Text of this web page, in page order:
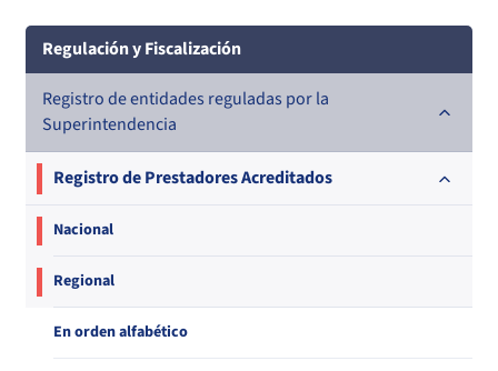
Regulación y Fiscalización
Registro de entidades reguladas por la
Superintendencia
Registro de Prestadores Acreditados
Nacional
Regional
En orden alfabético